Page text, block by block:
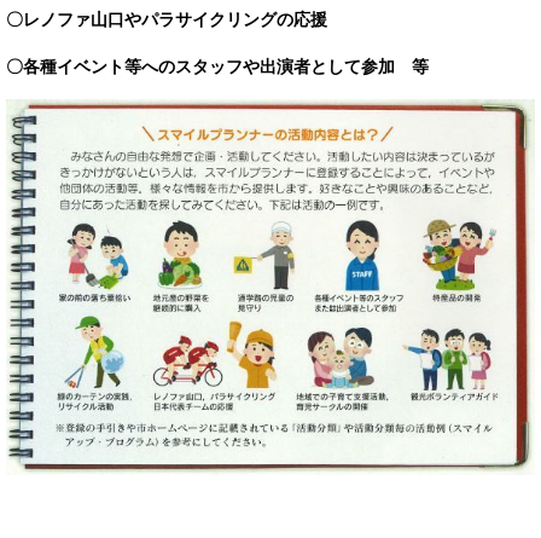
〇レノファ山口やパラサイクリングの応援
〇各種イベント等へのスタッフや出演者として参加 等